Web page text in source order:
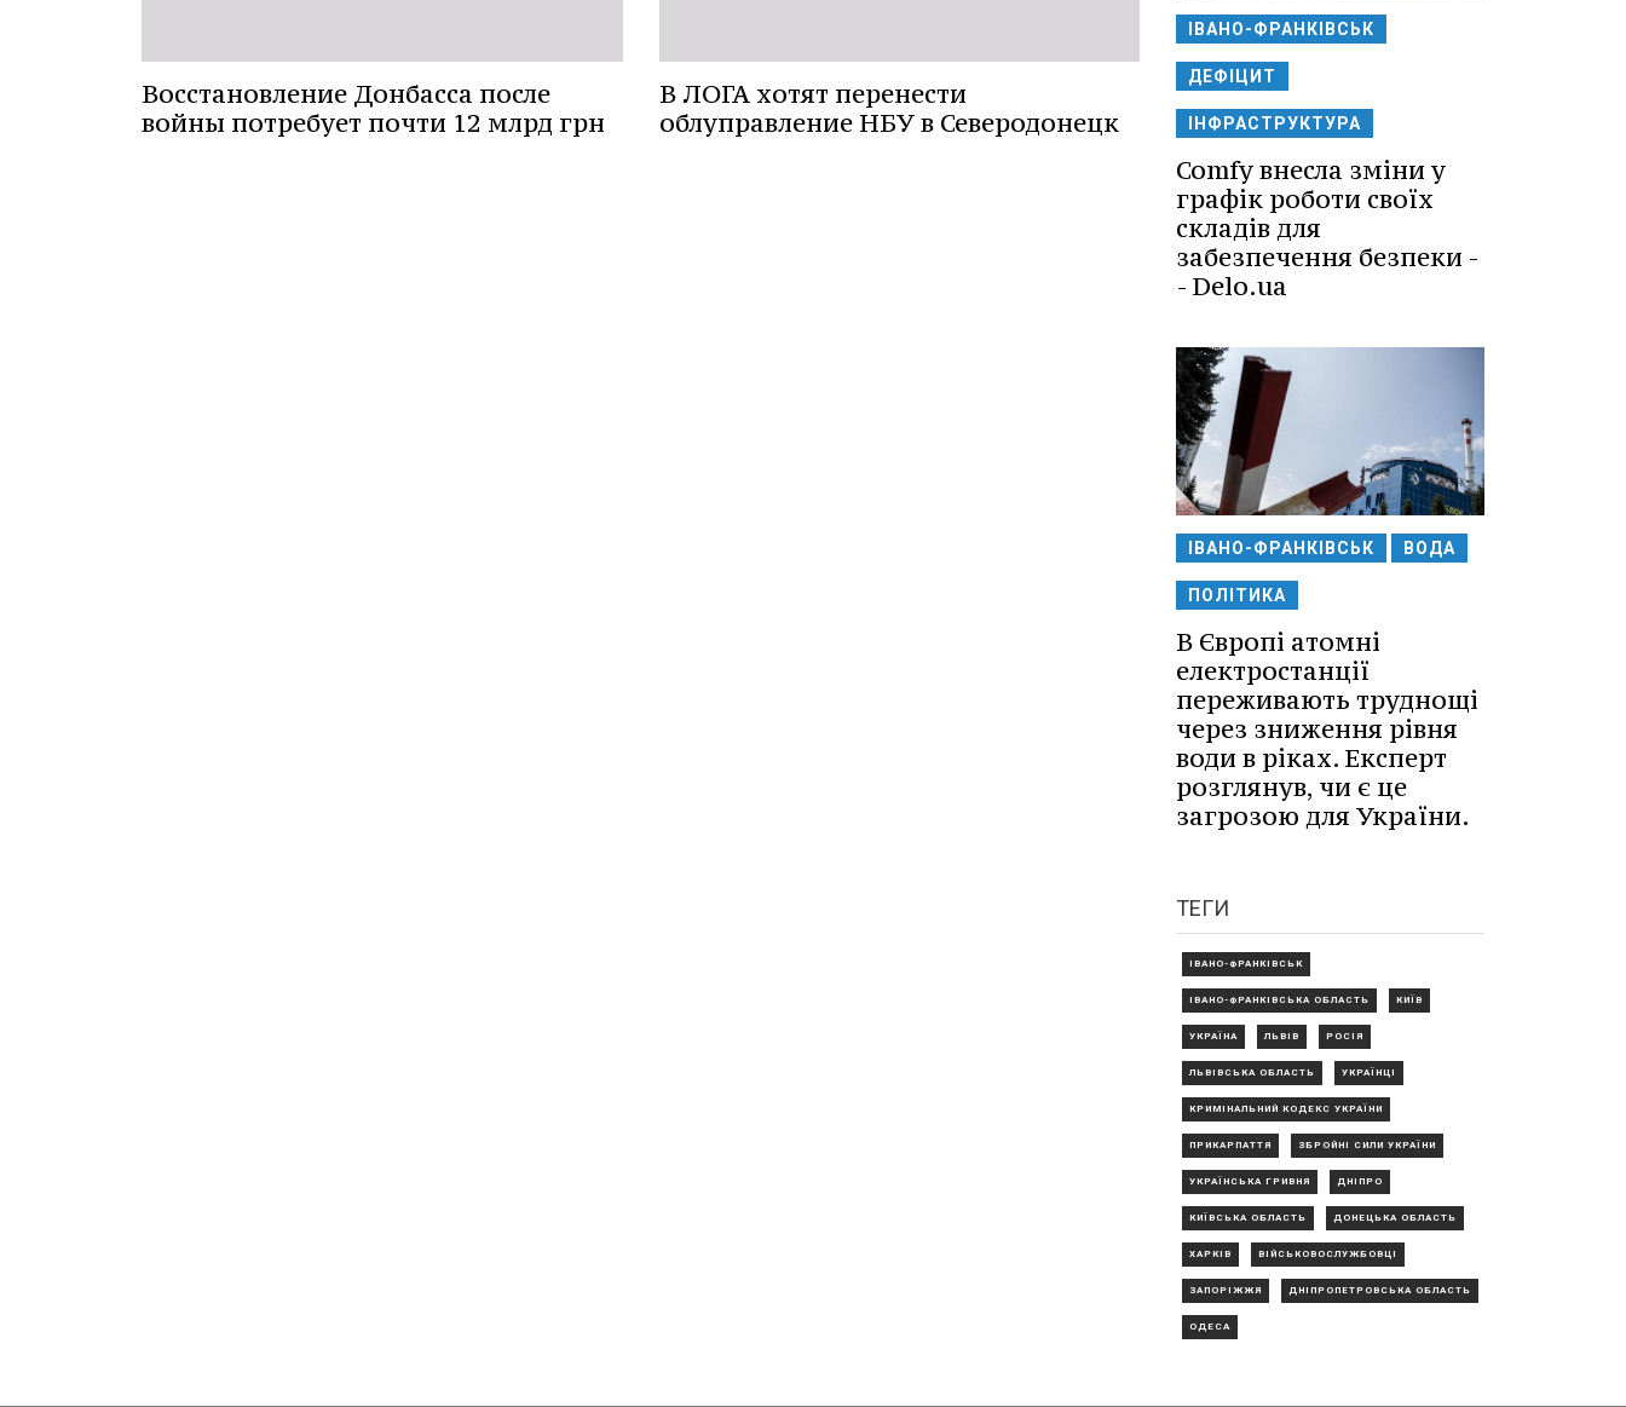
Восстановление Донбасса после
войны потребует почти 12 млрд грн
В ЛОГА хотят перенести
облуправление НБУ в Северодонецк
ІВАНО-ФРАНКІВСЬК
ДЕФІЦИТ
ІНФРАСТРУКТУРА
Comfy внесла зміни у
графік роботи своїх
складів для
забезпечення безпеки -
- Delo.ua
ІВАНО-ФРАНКІВСЬК ВОДА
ПОЛІТИКА
В Європі атомні
електростанції
переживають труднощі
через зниження рівня
води в ріках. Експерт
розглянув, чи є це
загрозою для України.
ТЕГИ
ІВАНО-ФРАНКІВСЬК
ІВАНО-ФРАНКІВСЬКА ОБЛАСТЬ КИЇВ
УКРАЇНА ЛЬВІВ РОСІЯ
ЛЬВІВСЬКА ОБЛАСТЬ УКРАЇНЦІ
КРИМІНАЛЬНИЙ КОДЕКС УКРАЇНИ
ПРИКАРПАТТЯ ЗБРОЙНІ СИЛИ УКРАЇНИ
УКРАЇНСЬКА ГРИВНЯ ДНІПРО
КИЇВСЬКА ОБЛАСТЬ ДОНЕЦЬКА ОБЛАСТЬ
ХАРКІВ ВІЙСЬКОВОСЛУЖБОВЦІ
ЗАПОРІЖЖЯ ДНІПРОПЕТРОВСЬКА ОБЛАСТЬ
ОДЕСА